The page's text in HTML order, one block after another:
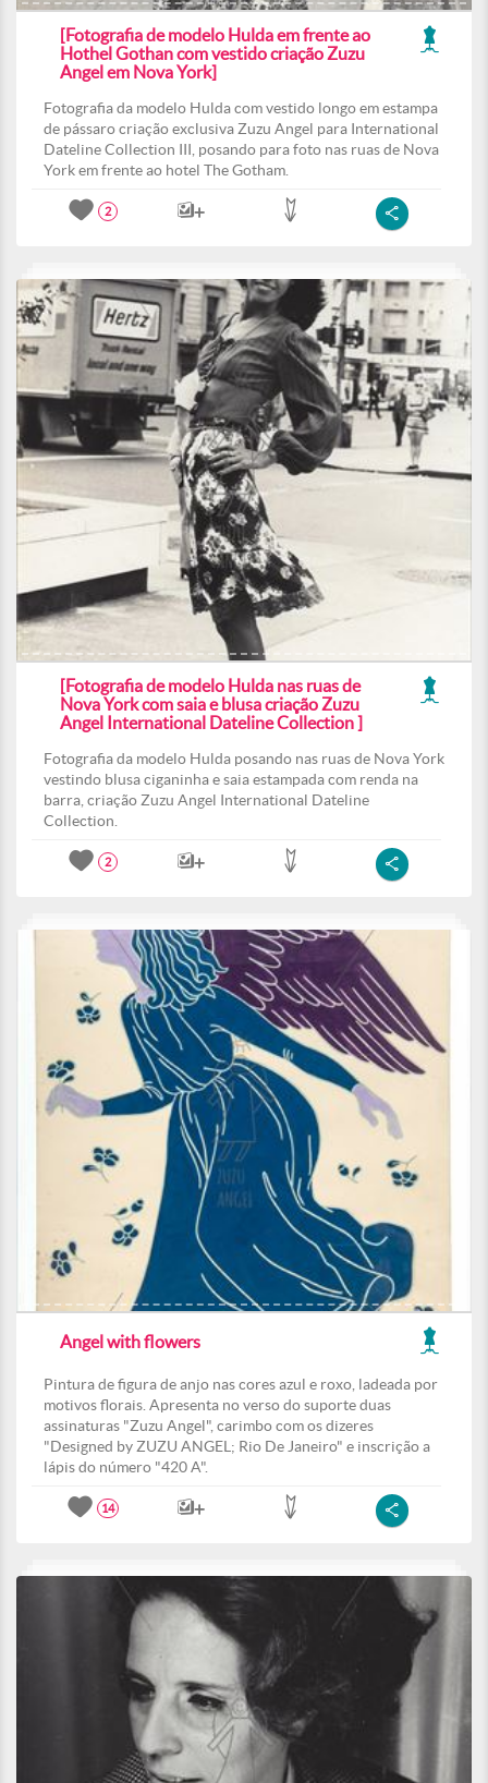
[Fotografia de modelo Hulda em frente ao
Hothel Gothan com vestido criação Zuzu
Angel em Nova York]
Fotografia da modelo Hulda com vestido longo em estampa
de pássaro criação exclusiva Zuzu Angel para International
Dateline Collection III, posando para foto nas ruas de Nova
York em frente ao hotel The Gotham.
2
[Fotografia de modelo Hulda nas ruas de
Nova York com saia e blusa criação Zuzu
Angel International Dateline Collection ]
Fotografia da modelo Hulda posando nas ruas de Nova York
vestindo blusa ciganinha e saia estampada com renda na
barra, criação Zuzu Angel International Dateline
Collection.
2
Angel with flowers
Pintura de figura de anjo nas cores azul e roxo, ladeada por
motivos florais. Apresenta no verso do suporte duas
assinaturas "Zuzu Angel", carimbo com os dizeres
"Designed by ZUZU ANGEL; Rio De Janeiro" e inscrição a
lápis do número "420 A".
14